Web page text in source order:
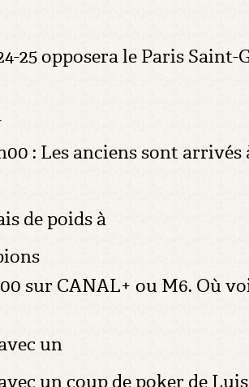
25 opposera le Paris
: Les anciens sont
de poids à
sur CANAL+ ou M6. Où
un
un coup de poker de